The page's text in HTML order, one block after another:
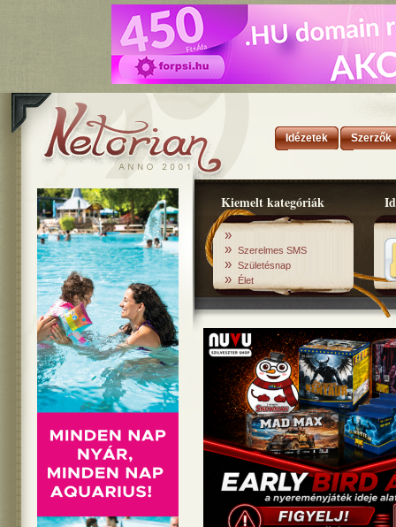
Idézetek Szerzők
Kiemelt kategóriák
»
» Szerelmes SMS
» Születésnap
» Élet